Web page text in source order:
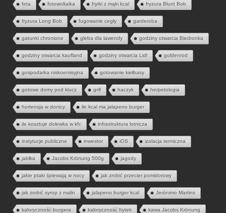
feta fotowoltaika frytki z mąki kcal fryzura Blunt Bob
fryzura Long Bob fugowanie cegły garderoba
gatunki chronione gleba dla lawendy godziny otwarcia Biedronka
godziny otwarcia kaufland godziny otwarcia Lidl goldenrod
gospodarka niskoemisyjna gotowanie kiełbasy
gotowe domy pod klucz grill haczyk herpetologia
hortensja w donicy ile kcal ma jalapeno burger
ile kosztuje dolewka w kfc infrastruktura lotnicza
instytucje publiczne inwestor iOS izolacja termiczna
jabłka Jacobs Krönung 500g jagody
jakie ptaki śpiewają w nocy jak zrobić przecier pomidorowy
jak zrobić syrop z malin jalapeno burger kcal Jerónimo Martins
kaloryczność burgera kaloryczność frytek kawa Jacobs Krönung